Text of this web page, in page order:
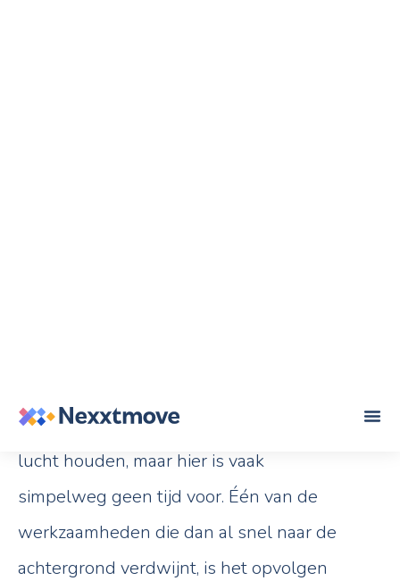
hebben. Je wil wel alle ballen in de
lucht houden, maar hier is vaak
simpelweg geen tijd voor. Één van de
werkzaamheden die dan al snel naar de
achtergrond verdwijnt, is het opvolgen